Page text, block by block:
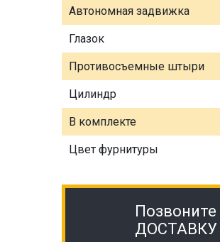
Автономная задвижка
Глазок
Противосъемные штыри
Цилиндр
В комплекте
Цвет фурнитуры
Позвоните